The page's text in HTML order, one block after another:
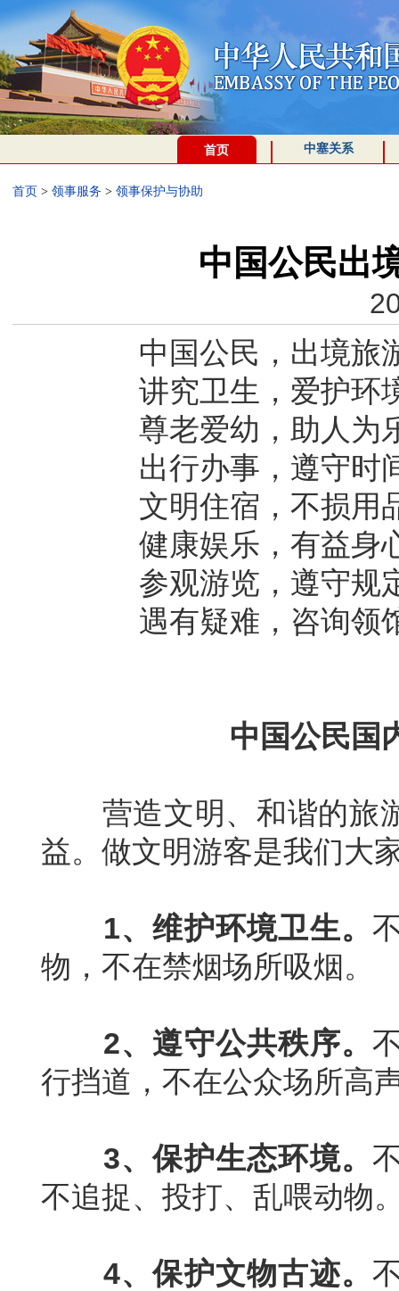
首页 中塞关系
首页 > 领事服务 > 领事保护与协助
中国公民出
中国公民，出境旅
讲究卫生，爱护环
尊老爱幼，助人为
出行办事，遵守时
文明住宿，不损用
健康娱乐，有益身
参观游览，遵守规
遇有疑难，咨询领
中国公民国
营造文明、和谐的旅游
益。做文明游客是我们大
1、维护环境卫生。
物，不在禁烟场所吸烟。
2、遵守公共秩序。
行挡道，不在公众场所高
3、保护生态环境。
不追捉、投打、乱喂动物
4、保护文物古迹。